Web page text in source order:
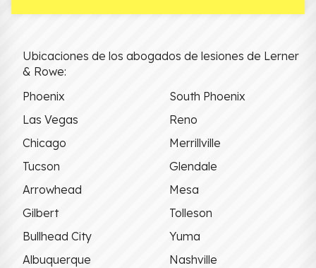
Ubicaciones de los abogados de lesiones de Lerner
& Rowe:
Phoenix
South Phoenix
Las Vegas
Reno
Chicago
Merrillville
Tucson
Glendale
Arrowhead
Mesa
Gilbert
Tolleson
Bullhead City
Yuma
Albuquerque
Nashville